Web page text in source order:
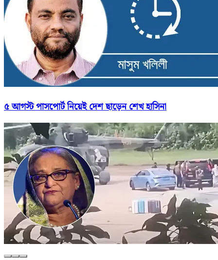
৫ আগস্ট পাসপোর্ট নিয়েই দেশ ছাড়েন শেখ হাসিনা